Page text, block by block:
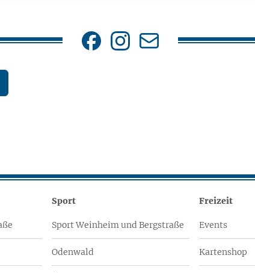
Sport
Sport Weinheim und Bergstraße
Odenwald
Freizeit
Events
Kartenshop